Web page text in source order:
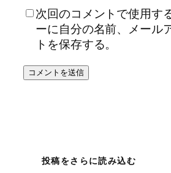
次回のコメントで使用す
ーに自分の名前、メール
トを保存する。
投稿をさらに読み込む